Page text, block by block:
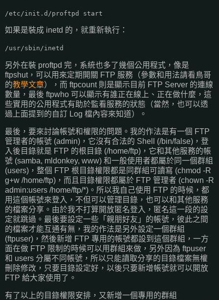
/etc/init.d/proftpd start
如果是裝成 inetd 的，就重新執行：
/usr/sbin/inetd
另外在裝 proftpd 完，系統也多了幾個公用程式，像是
ftpshut，可以用來定期開關 FTP 服務（參數和用法請看鳥哥
的教學文章），而 ftpcount 則是顯示目前 FTP Server 的連線
數量，最後 ftpwho 可以顯示有誰正在線上、正在做什麼，這
些實用的公用程式有助於監看服務的狀態（當然，也可以透
過上面提到的自訂 Log 檔內容來知道）。
最後，要來討論帳號和權限的問題。我的作法是有一個 FTP
管理者的帳號 (admin)，它沒有合法的 Shell (/bin/false)，登
入後目錄就是 FTP 的根目錄 (/home/ftp)，它和其他服務的帳
號 (samba, mldonkey, www) 和一般使用者都屬於同一個群組
(users)，整個 FTP 根目錄權限都是同群組可讀寫 (chmod -R
g+w /home/ftp)，而且目錄權限都屬於 FTP 管理者 (chown -R
admin:users /home/ftp/*)。所以我自己使用 FTP 的時候，都
用這個帳號來登入，不但可以管理目錄，也可以和其他服務
的檔案分享。由於我不打算開放匿名登入，匿名這一段的設
定就跳過。最後要設定一些「親朋好友」的帳號，彼此之間
的檔案才能互通有無，我的作法是另外設定一個群組
(ftpuser)，然後新增 FTP 專用的帳號都設到這個群組，一方
面在做 FTP 限制的時候可以用群組來做，另外因為 ftpuser
和 users 分屬不同帳號，所以只能讀取分享的目錄檔案無權
刪除修改，只要目錄設定好，以後只要新增帳號就可以開放
FTP 給大家使用了。
有了以上的目錄權限安排，又新增一個專用的群組